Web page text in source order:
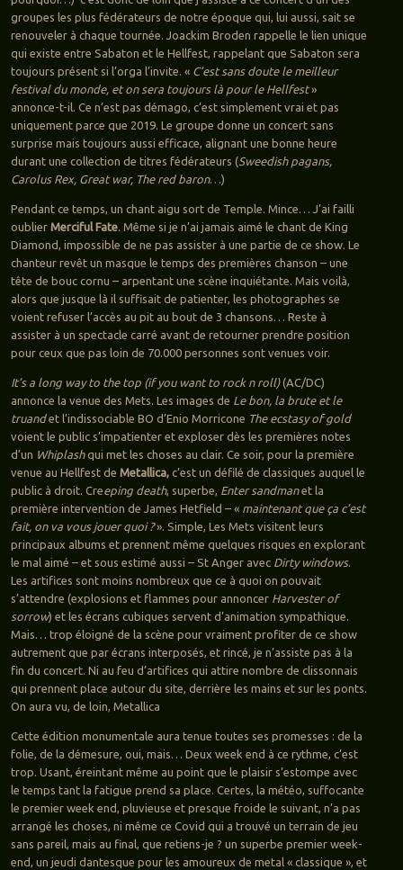
groupes les plus fédérateurs de notre époque qui, lui aussi, sait se
renouveler à chaque tournée. Joackim Broden rappelle le lien unique
qui existe entre Sabaton et le Hellfest, rappelant que Sabaton sera
toujours présent si l’orga l’invite. « C’est sans doute le meilleur
festival du monde, et on sera toujours là pour le Hellfest»
annonce-t-il. Ce n’est pas démago, c’est simplement vrai et pas
uniquement parce que 2019. Le groupe donne un concert sans
surprise mais toujours aussi efficace, alignant une bonne heure
durant une collection de titres fédérateurs (Sweedish pagans,
Carolus Rex, Great war, The red baron…)
Pendant ce temps, un chant aigu sort de Temple. Mince… J’ai failli
oublier Merciful Fate. Même si je n’ai jamais aimé le chant de King
Diamond, impossible de ne pas assister à une partie de ce show. Le
chanteur revêt un masque le temps des premières chanson – une
tête de bouc cornu – arpentant une scène inquiétante. Mais voilà,
alors que jusque là il suffisait de patienter, les photographes se
voient refuser l’accès au pit au bout de 3 chansons… Reste à
assister à un spectacle carré avant de retourner prendre position
pour ceux que pas loin de 70.000 personnes sont venues voir.
It’s a long way to the top (if you want to rock n roll)(AC/DC)
annonce la venue des Mets. Les images de Le bon, la brute et le
truandet l’indissociable BO d’Enio Morricone The ecstasy of gold
voient le public s’impatienter et exploser dès les premières notes
d’un Whiplashqui met les choses au clair. Ce soir, pour la première
venue au Hellfest de Metallica,c’est un défilé de classiques auquel le
public à droit. Creeping death, superbe, Enter sandmanet la
première intervention de James Hetfield – « maintenant que ça c’est
fait, on va vous jouer quoi ?». Simple, Les Mets visitent leurs
principaux albums et prennent même quelques risques en explorant
le mal aimé – et sous estimé aussi – St Anger avec Dirty windows.
Les artifices sont moins nombreux que ce à quoi on pouvait
s’attendre (explosions et flammes pour annoncer Harvester of
sorrow) et les écrans cubiques servent d’animation sympathique.
Mais… trop éloigné de la scène pour vraiment profiter de ce show
autrement que par écrans interposés, et rincé, je n’assiste pas à la
fin du concert. Ni au feu d’artifices qui attire nombre de clissonnais
qui prennent place autour du site, derrière les mains et sur les ponts.
On aura vu, de loin, Metallica
Cette édition monumentale aura tenue toutes ses promesses : de la
folie, de la démesure, oui, mais… Deux week end à ce rythme, c’est
trop. Usant, éreintant même au point que le plaisir s’estompe avec
le temps tant la fatigue prend sa place. Certes, la météo, suffocante
le premier week end, pluvieuse et presque froide le suivant, n’a pas
arrangé les choses, ni même ce Covid qui a trouvé un terrain de jeu
sans pareil, mais au final, que retiens-je ? un superbe premier week-
end, un jeudi dantesque pour les amoureux de metal « classique », et